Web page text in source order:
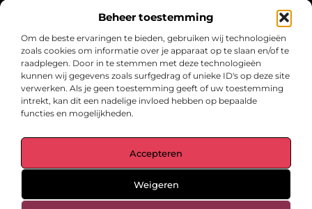
Beheer toestemming
Om de beste ervaringen te bieden, gebruiken wij technologieën
zoals cookies om informatie over je apparaat op te slaan en/of te
raadplegen. Door in te stemmen met deze technologieën
kunnen wij gegevens zoals surfgedrag of unieke ID's op deze site
verwerken. Als je geen toestemming geeft of uw toestemming
intrekt, kan dit een nadelige invloed hebben op bepaalde
functies en mogelijkheden.
Accepteren
Weigeren
inspirerende verhalen.
Ontdek blogs en artikelen over alles wat het dagelijks leven boeiend
maakt.
@2025 All Right Reserved. Design bywww.gegrond.nl.